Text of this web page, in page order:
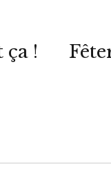
ça !